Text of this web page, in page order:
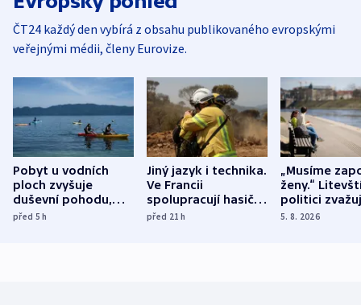
ČT24 každý den vybírá z obsahu publikovaného evropskými
veřejnými médii, členy Eurovize.
Pobyt u vodních
ploch zvyšuje
duševní pohodu,
ukázala
před 5h
Jiný jazyk i technika.
Ve Francii
spolupracují hasiči z
různých zemí
před 21h
„Musíme
ženy.“
politici
dohodu o
5. 8. 2026